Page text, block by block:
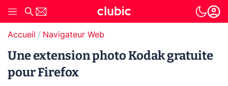
Accueil Navigateur Web
Une extension photo Kodak gratuite
pour Firefox